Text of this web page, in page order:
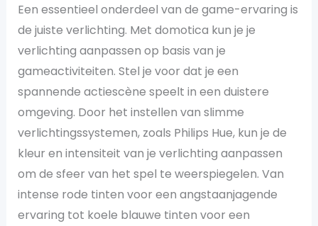
Een essentieel onderdeel van de game-ervaring is
de juiste verlichting. Met domotica kun je je
verlichting aanpassen op basis van je
gameactiviteiten. Stel je voor dat je een
spannende actiescène speelt in een duistere
omgeving. Door het instellen van slimme
verlichtingssystemen, zoals Philips Hue, kun je de
kleur en intensiteit van je verlichting aanpassen
om de sfeer van het spel te weerspiegelen. Van
intense rode tinten voor een angstaanjagende
ervaring tot koele blauwe tinten voor een